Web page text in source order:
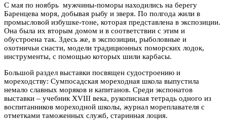
С мая по ноябрь мужчины-поморы находились на берегу
Баренцева моря, добывая рыбу и зверя. По полгода жили в
промысловой избушке-тоне, которая представлена в экспозиции.
Она была их вторым домом и в соответствии с этим и
обустроена так. Здесь же, в экспозиции, рыболовные и
охотничьи снасти, модели традиционных поморских лодок,
инструменты, с помощью которых шили карбасы.
Большой раздел выставки посвящен судостроению и
мореходству: Сумпосадская мореходная школа выпустила
немало славных моряков и капитанов. Среди экспонатов
выставки – учебник XVIII века, рукописная тетрадь одного из
воспитанников мореходной школы, журнал мореплавателя с
отметками таможенных служб, старинная лоция.